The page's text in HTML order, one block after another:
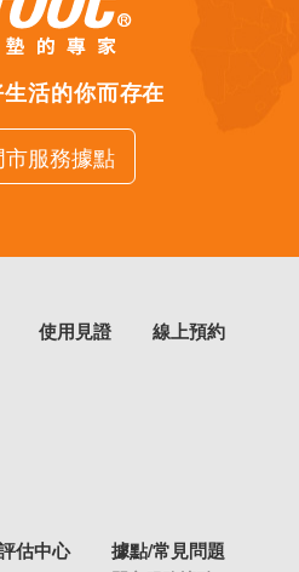
活的你而存在
服務據點
使用見證 線上預約
估中心 據點/常見問題